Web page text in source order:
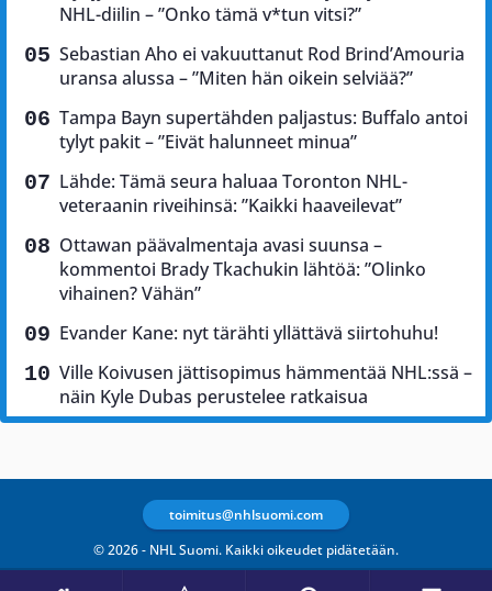
NHL-diilin – ”Onko tämä v*tun vitsi?”
Sebastian Aho ei vakuuttanut Rod Brind’Amouria
uransa alussa – ”Miten hän oikein selviää?”
Tampa Bayn supertähden paljastus: Buffalo antoi
tylyt pakit – ”Eivät halunneet minua”
Lähde: Tämä seura haluaa Toronton NHL-
veteraanin riveihinsä: ”Kaikki haaveilevat”
Ottawan päävalmentaja avasi suunsa –
kommentoi Brady Tkachukin lähtöä: ”Olinko
vihainen? Vähän”
Evander Kane: nyt tärähti yllättävä siirtohuhu!
Ville Koivusen jättisopimus hämmentää NHL:ssä –
näin Kyle Dubas perustelee ratkaisua
© 2026 - NHL Suomi. Kaikki oikeudet pidätetään.
toimitus@nhlsuomi.com